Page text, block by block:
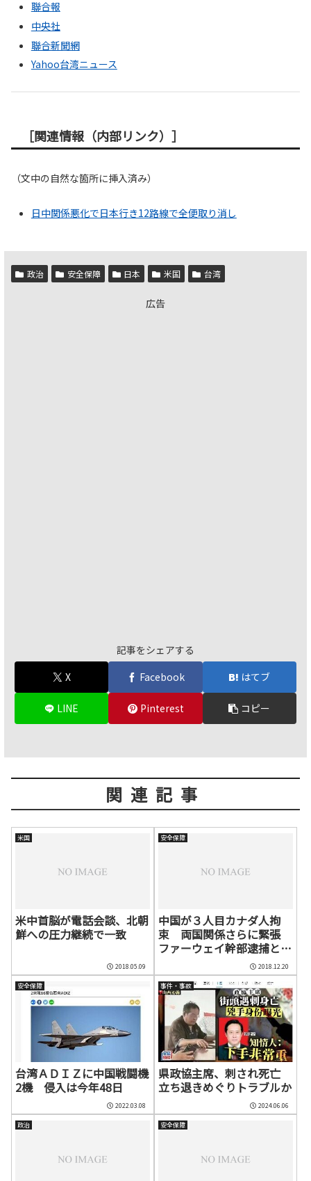
聯合報
中央社
聯合新聞網
Yahoo台湾ニュース
［関連情報（内部リンク）］
（文中の自然な箇所に挿入済み）
日中関係悪化で日本行き12路線で全便取り消し
政治 安全保障 日本 米国 台湾
広告
記事をシェアする
X
Facebook はてブ
LINE Pinterest コピー
関連記事
米国
米中首脳が電話会談、北朝
鮮への圧力継続で一致
2018.05.09
安全保障
中国が３人目カナダ人拘
束 両国関係さらに緊張
ファーウェイ幹部逮捕と関
2018.12.20
安全保障
台湾ＡＤＩＺに中国戦闘機
2機 侵入は今年48日
2022.03.08
事件・事故
県政協主席、刺され死亡
立ち退きめぐりトラブルか
2024.06.06
政治 安全保障